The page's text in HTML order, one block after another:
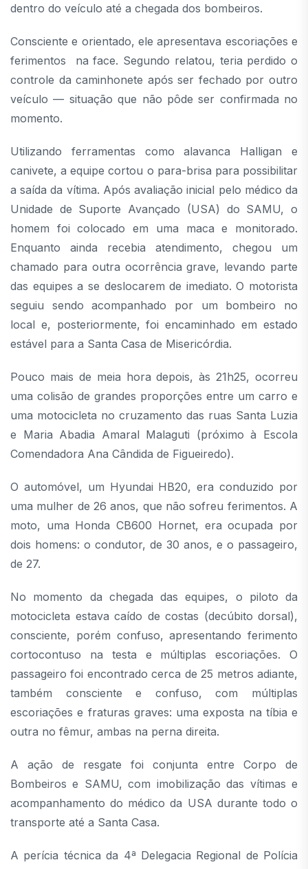
dentro do veículo até a chegada dos bombeiros.
Consciente e orientado, ele apresentava escoriações e
ferimentos na face. Segundo relatou, teria perdido o
controle da caminhonete após ser fechado por outro
veículo — situação que não pôde ser confirmada no
momento.
Utilizando ferramentas como alavanca Halligan e
canivete, a equipe cortou o para-brisa para possibilitar
a saída da vítima. Após avaliação inicial pelo médico da
Unidade de Suporte Avançado (USA) do SAMU, o
homem foi colocado em uma maca e monitorado.
Enquanto ainda recebia atendimento, chegou um
chamado para outra ocorrência grave, levando parte
das equipes a se deslocarem de imediato. O motorista
seguiu sendo acompanhado por um bombeiro no
local e, posteriormente, foi encaminhado em estado
estável para a Santa Casa de Misericórdia.
Pouco mais de meia hora depois, às 21h25, ocorreu
uma colisão de grandes proporções entre um carro e
uma motocicleta no cruzamento das ruas Santa Luzia
e Maria Abadia Amaral Malaguti (próximo à Escola
Comendadora Ana Cândida de Figueiredo).
O automóvel, um Hyundai HB20, era conduzido por
uma mulher de 26 anos, que não sofreu ferimentos. A
moto, uma Honda CB600 Hornet, era ocupada por
dois homens: o condutor, de 30 anos, e o passageiro,
de 27.
No momento da chegada das equipes, o piloto da
motocicleta estava caído de costas (decúbito dorsal),
consciente, porém confuso, apresentando ferimento
cortocontuso na testa e múltiplas escoriações. O
passageiro foi encontrado cerca de 25 metros adiante,
também consciente e confuso, com múltiplas
escoriações e fraturas graves: uma exposta na tíbia e
outra no fêmur, ambas na perna direita.
A ação de resgate foi conjunta entre Corpo de
Bombeiros e SAMU, com imobilização das vítimas e
acompanhamento do médico da USA durante todo o
transporte até a Santa Casa.
A perícia técnica da 4ª Delegacia Regional de Polícia